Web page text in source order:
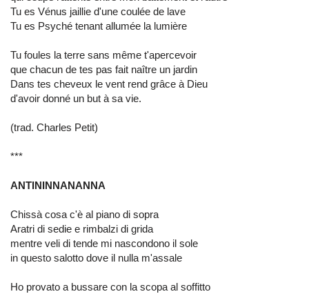
Tu es Vénus jaillie d'une coulée de lave
Tu es Psyché tenant allumée la lumière
Tu foules la terre sans même t'apercevoir
que chacun de tes pas fait naître un jardin
Dans tes cheveux le vent rend grâce à Dieu
d'avoir donné un but à sa vie.
(trad. Charles Petit)
***
ANTININNANANNA
Chissà cosa c'è al piano di sopra
Aratri di sedie e rimbalzi di grida
mentre veli di tende mi nascondono il sole
in questo salotto dove il nulla m'assale
Ho provato a bussare con la scopa al soffitto